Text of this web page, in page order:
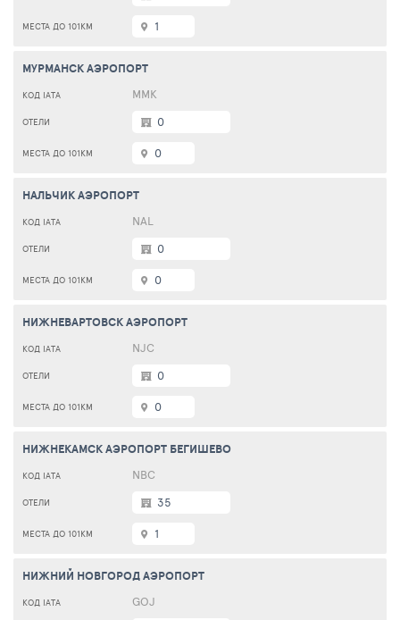
1
МУРМАНСК АЭРОПОРТ
MMK
0
0
НАЛЬЧИК АЭРОПОРТ
NAL
0
0
НИЖНЕВАРТОВСК АЭРОПОРТ
NJC
0
0
НИЖНЕКАМСК АЭРОПОРТ БЕГИШЕВО
NBC
35
1
НИЖНИЙ НОВГОРОД АЭРОПОРТ
GOJ